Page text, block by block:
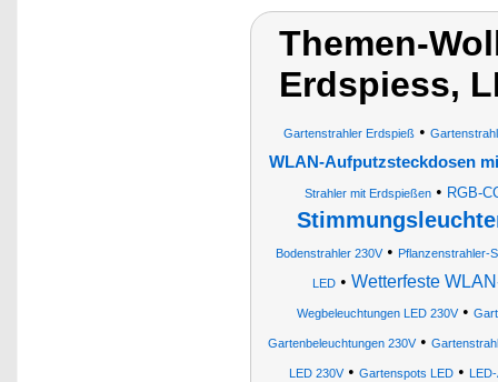
Themen-
Erdspiess,
Gartenstrahler Erdspieß•
WLAN-Aufputzsteckdosen
Strahler mit Erdspießen• RGB-
Bodenstrahler 230V• Pflanzenstrahler-
LED • Wetterfeste
Wegbeleuchtungen LED 230V•
Gartenbeleuchtungen 230V•
LED 230V• Gartenspots LED•